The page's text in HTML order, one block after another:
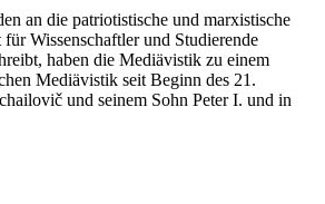
an die patriotistische und marxistische
Wissenschaftler und Studierende
haben die Mediävistik zu einem
Mediävistik seit Beginn des 21.
und seinem Sohn Peter I. und in